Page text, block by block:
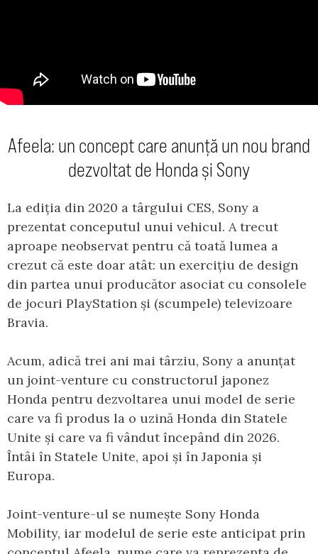
Afeela: un concept care anunță un nou brand
dezvoltat de Honda și Sony
La ediția din 2020 a târgului CES, Sony a
prezentat conceputul unui vehicul. A trecut
aproape neobservat pentru că toată lumea a
crezut că este doar atât: un exercițiu de design
din partea unui producător asociat cu consolele
de jocuri PlayStation și (scumpele) televizoare
Bravia.
Acum, adică trei ani mai târziu, Sony a anunțat
un joint-venture cu constructorul japonez
Honda pentru dezvoltarea unui model de serie
care va fi produs la o uzină Honda din Statele
Unite și care va fi vândut începând din 2026.
Întâi în Statele Unite, apoi și în Japonia și
Europa.
Joint-venture-ul se numește Sony Honda
Mobility, iar modelul de serie este anticipat prin